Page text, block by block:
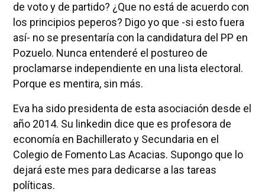
de voto y de partido? ¿Que no está de acuerdo con
los principios peperos? Digo yo que -si esto fuera
así- no se presentaría con la candidatura del PP en
Pozuelo. Nunca entenderé el postureo de
proclamarse independiente en una lista electoral.
Porque es mentira, sin más.
Eva ha sido presidenta de esta asociación desde el
año 2014. Su linkedin dice que es profesora de
economía en Bachillerato y Secundaria en el
Colegio de Fomento Las Acacias. Supongo que lo
dejará este mes para dedicarse a las tareas
políticas.